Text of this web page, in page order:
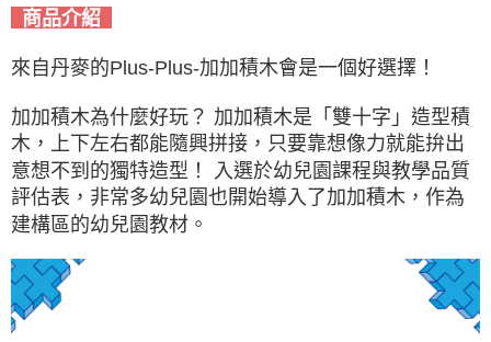
商品介紹
來自丹麥的Plus-Plus-加加積木會是一個好選擇！
加加積木為什麼好玩？ 加加積木是「雙十字」造型積
木，上下左右都能隨興拼接，只要靠想像力就能拚出
意想不到的獨特造型！ 入選於幼兒園課程與教學品質
評估表，非常多幼兒園也開始導入了加加積木，作為
建構區的幼兒園教材。